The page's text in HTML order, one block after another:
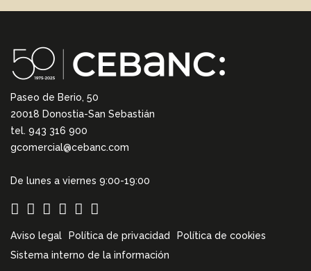
Paseo de Berio, 50
20018 Donostia-San Sebastián
tel. 943 316 900
gcomercial@cebanc.com
De lunes a viernes 9:00-19:00
Aviso legal Política de privacidad
Política de cookies
Sistema interno de la información